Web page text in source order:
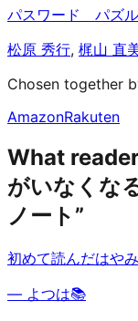
パスワード パズ
松原 秀行, 梶山 直
Chosen together
AmazonRakuten
What
がいなくな
ノート”
初めて読んだはや
— よつは📚